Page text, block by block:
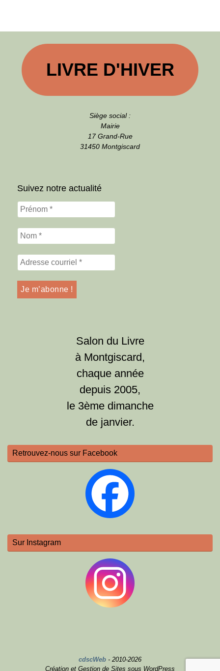
LIVRE D'HIVER
Siège social :
Mairie
17 Grand-Rue
31450 Montgiscard
Suivez notre actualité
Salon du Livre
à Montgiscard,
chaque année
depuis 2005,
le 3ème dimanche
de janvier.
Retrouvez-nous sur Facebook
Sur Instagram
cdscWeb - 2010-2026
Création et Gestion de Sites sous WordPress